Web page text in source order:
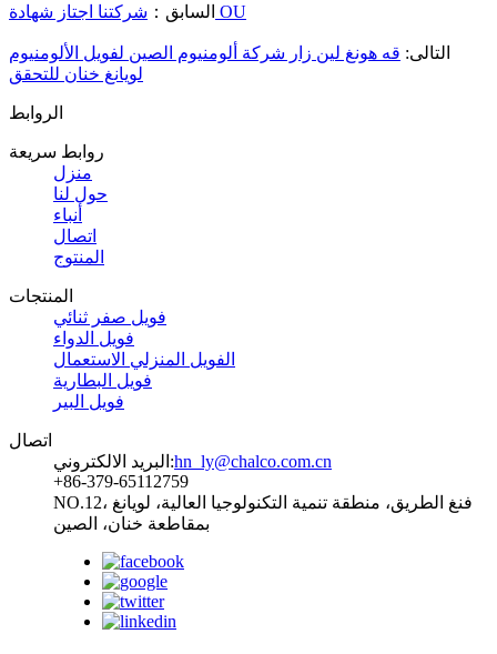
السابق： شركتنا اجتاز شهادة OU
التالى: قه هونغ لين زار شركة ألومنيوم الصين لفويل الألومنيوم
لويانغ خنان للتحقق
الروابط
روابط سريعة
منزل
حول لنا
أنباء
اتصال
المنتوج
المنتجات
فويل صفر ثنائي
فويل الدواء
الفويل المنزلي الاستعمال
فويل البطارية
فويل البير
اتصال
البريد الالكتروني:hn_ly@chalco.com.cn
+86-379-65112759
NO.12، فنغ الطريق، منطقة تنمية التكنولوجيا العالية، لويانغ
بمقاطعة خنان، الصين